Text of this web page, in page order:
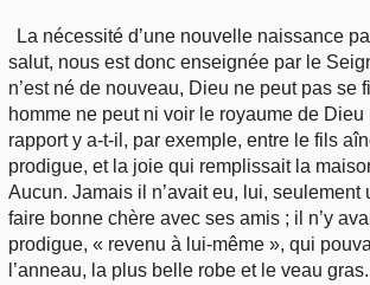
La nécessité d’une nouvelle naissance
salut, nous est donc enseignée par le
n’est né de nouveau, Dieu ne peut pas se
homme ne peut ni voir le royaume de Dieu
rapport y a-t-il, par exemple, entre le fils
prodigue, et la joie qui remplissait la
Aucun. Jamais il n’avait eu, lui, seulement
faire bonne chère avec ses amis ; il n’y
prodigue, « revenu à lui-même », qui
l’anneau, la plus belle robe et le veau